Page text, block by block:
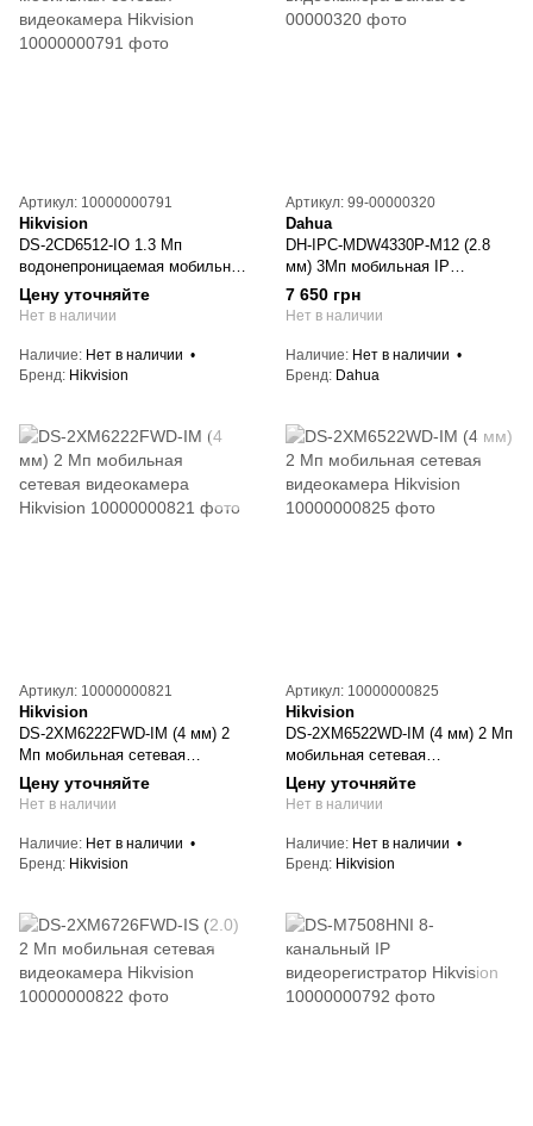
Артикул: 10000000791
Hikvision
DS-2CD6512-IO 1.3 Мп
водонепроницаемая мобильная
сетевая видеокамера Hikvision
Цену уточняйте
Нет в наличии
Наличие
Нет в наличии
Бренд Hikvision
Артикул: 99-00000320
Dahua
DH-IPC-MDW4330P-M12 (2.8
мм) 3Мп мобильная IP
видеокамера Dahua
7 650 грн
Нет в наличии
Наличие
Нет в наличии
Бренд Dahua
Артикул: 10000000821
Hikvision
DS-2XM6222FWD-IM (4 мм) 2
Мп мобильная сетевая
видеокамера Hikvision
Цену уточняйте
Нет в наличии
Наличие
Нет в наличии
Бренд Hikvision
Артикул: 10000000825
Hikvision
DS-2XM6522WD-IM (4 мм) 2 Мп
мобильная сетевая
видеокамера Hikvision
Цену уточняйте
Нет в наличии
Наличие
Нет в наличии
Бренд Hikvision